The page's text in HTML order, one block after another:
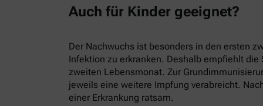
Auch für Kinder geeignet?
Der Nachwuchs ist besonders in den ersten
Infektion zu erkranken. Deshalb empfiehlt
zweiten Lebensmonat. Zur
jeweils eine weitere Impfung verabreicht.
einer Erkrankung ratsam.